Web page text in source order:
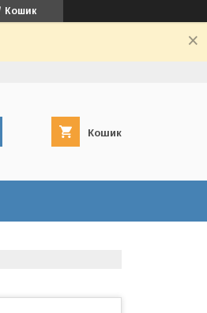
Кошик
Кошик